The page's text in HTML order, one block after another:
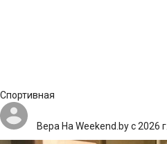
Спортивная
Вера На Weekend.by с 2026 г.